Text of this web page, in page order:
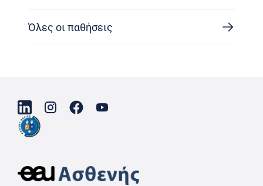
Όλες οι παθήσεις